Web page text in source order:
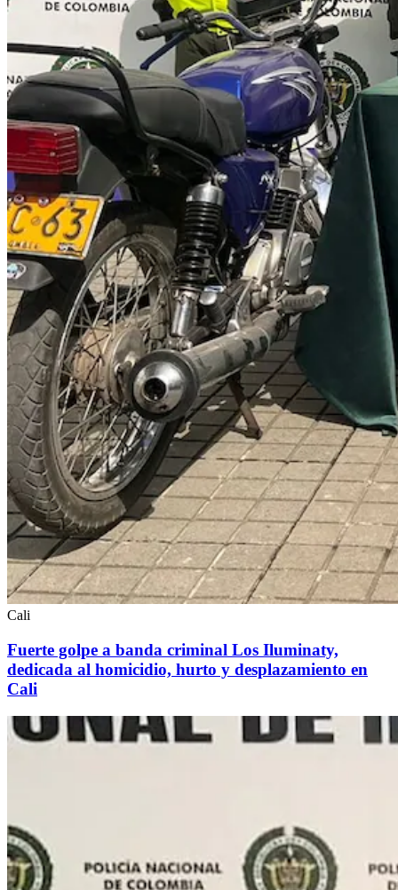
Cali
Fuerte golpe a banda criminal Los Iluminaty,
dedicada al homicidio, hurto y desplazamiento en
Cali